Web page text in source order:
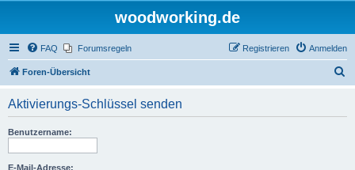
woodworking.de
FAQ Forumsregeln Anmelden
Registrieren
Foren-Übersicht
Aktivierungs-Schlüssel senden
Benutzername:
E-Mail-Adresse: